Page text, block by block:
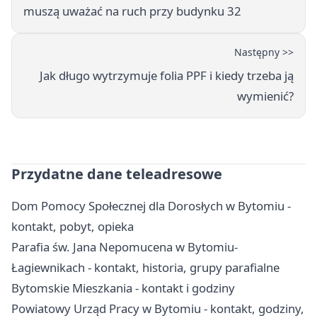
muszą uważać na ruch przy budynku 32
Następny >>
Jak długo wytrzymuje folia PPF i kiedy trzeba ją
wymienić?
Przydatne dane teleadresowe
Dom Pomocy Społecznej dla Dorosłych w Bytomiu -
kontakt, pobyt, opieka
Parafia św. Jana Nepomucena w Bytomiu-
Łagiewnikach - kontakt, historia, grupy parafialne
Bytomskie Mieszkania - kontakt i godziny
Powiatowy Urząd Pracy w Bytomiu - kontakt, godziny,